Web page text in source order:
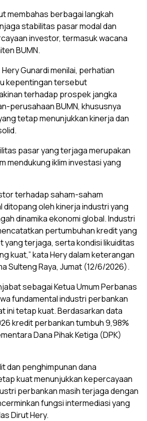
membahas berbagai langkah
stabilitas pasar modal dan
investor, termasuk wacana
BUMN.
Gunardi menilai, perhatian
kepentingan tersebut
terhadap prospek jangka
perusahaan BUMN, khususnya
tetap menunjukkan kinerja dan
pasar yang terjaga merupakan
mendukung iklim investasi yang
terhadap saham-saham
ditopang oleh kinerja industri yang
dinamika ekonomi global. Industri
pertumbuhan kredit yang
yang terjaga, serta kondisi likuiditas
kuat,” kata Hery dalam keterangan
Sulteng Raya, Jumat (12/6/2026).
sebagai Ketua Umum Perbanas
fundamental industri perbankan
ini tetap kuat. Berdasarkan data
kredit perbankan tumbuh 9,98%
Dana Pihak Ketiga (DPK)
dan penghimpunan dana
kuat menunjukkan kepercayaan
perbankan masih terjaga dengan
fungsi intermediasi yang
Dirut Hery.